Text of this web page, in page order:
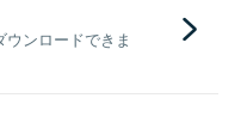
ンロードできま